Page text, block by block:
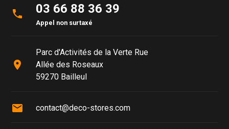
phone 03 66 88 36 39
Appel non surtaxé
place
Parc d'Activités de la Verte Rue
Allée des Roseaux
59270 Bailleul
mail contact@deco-stores.com